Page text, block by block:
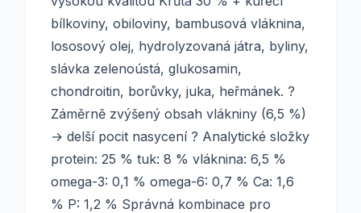
bílkoviny, obiloviny, bambusová vláknina,
lososový olej, hydrolyzovaná játra, byliny,
slávka zelenoústá, glukosamin,
chondroitin, borůvky, juka, heřmánek. ?
Záměrně zvýšený obsah vlákniny (6,5 %)
→ delší pocit nasycení ? Analytické složky
protein: 25 % tuk: 8 % vláknina: 6,5 %
omega-3: 0,1 % omega-6: 0,7 % Ca: 1,6
% P: 1,2 % Správná kombinace pro